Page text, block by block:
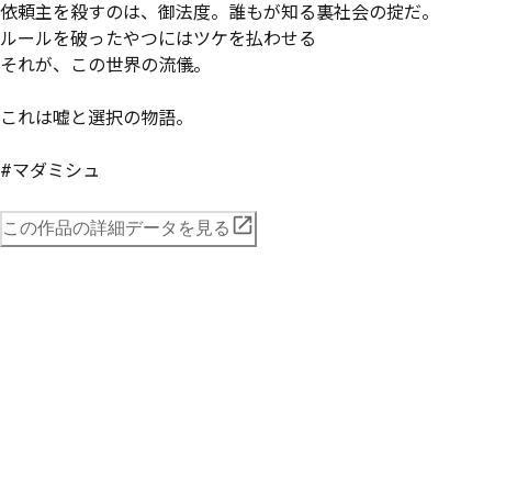
依頼主を殺すのは、御法度。誰もが知る裏社会の掟だ。
ルールを破ったやつにはツケを払わせる――
それが、この世界の流儀。
これは嘘と選択の物語。
#マダミシュ
この作品の詳細データを見る